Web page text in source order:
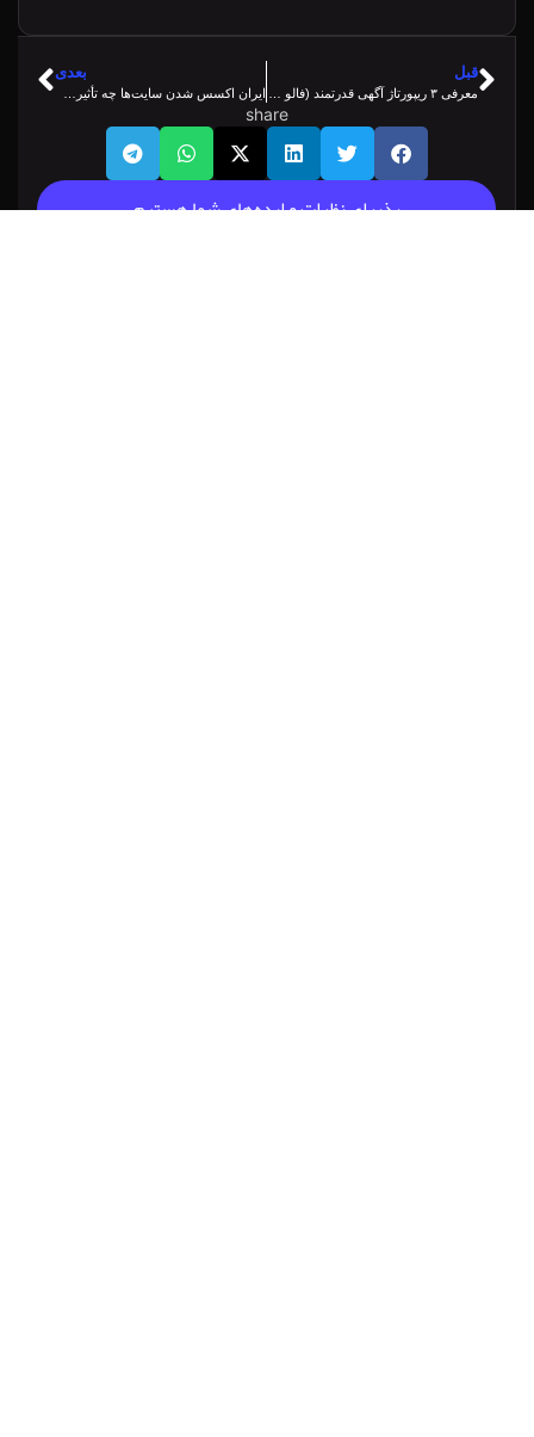
معرفی ۳ ریپورتاژ آگهی قدرتمند (فالو + نوفالو) و اثر آن‌ها بر سئو سایت ایران اکسس شدن سایت‌ها چه تأثیری بر سئو و اعتبار در گوگل دارد؟
پذیرای نظرات و ایده‌های شما هستیم